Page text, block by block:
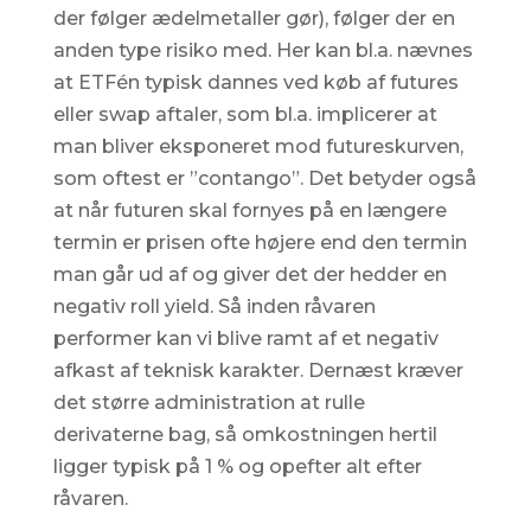
der følger ædelmetaller gør), følger der en
anden type risiko med. Her kan bl.a. nævnes
at ETFén typisk dannes ved køb af futures
eller swap aftaler, som bl.a. implicerer at
man bliver eksponeret mod futureskurven,
som oftest er ”contango”. Det betyder også
at når futuren skal fornyes på en længere
termin er prisen ofte højere end den termin
man går ud af og giver det der hedder en
negativ roll yield. Så inden råvaren
performer kan vi blive ramt af et negativ
afkast af teknisk karakter. Dernæst kræver
det større administration at rulle
derivaterne bag, så omkostningen hertil
ligger typisk på 1 % og opefter alt efter
råvaren.